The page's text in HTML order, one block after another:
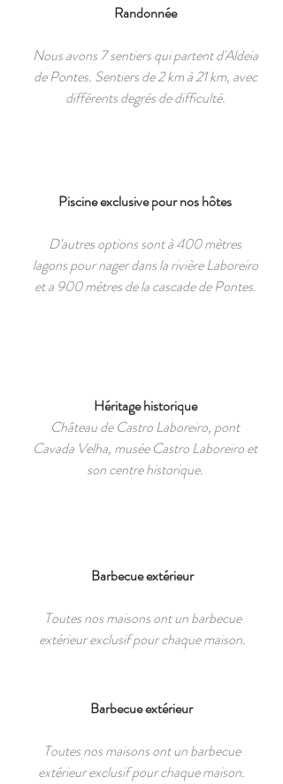
Randonnée
Nous avons 7 sentiers qui partent d'Aldeia
de Pontes. Sentiers de 2 km à 21 km, avec
différents degrés de difficulté.
Piscine exclusive pour nos hôtes
D'autres options sont à 400 mètres
lagons pour nager dans la rivière Laboreiro
et a 900 mètres de la cascade de Pontes.
Héritage historique
Château de Castro Laboreiro, pont
Cavada Velha, musée Castro Laboreiro et
son centre historique.
Barbecue extérieur
Toutes nos maisons ont un barbecue
extérieur exclusif pour chaque maison.
Barbecue extérieur
Toutes nos maisons ont un barbecue
extérieur exclusif pour chaque maison.